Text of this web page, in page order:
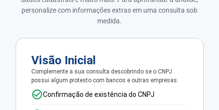
personalize com informações extras em uma consulta sob
medida.
Visão Inicial
Complemente a sua consulta descobrindo se o CNPJ
possui algum protesto com bancos e outras empresas.
Confirmação de existência do CNPJ